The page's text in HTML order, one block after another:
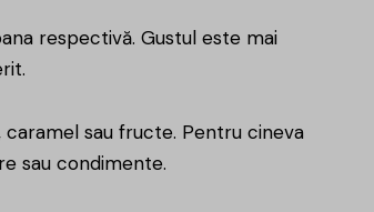
respectivă. Gustul este mai
sau fructe. Pentru cineva
sau condimente.